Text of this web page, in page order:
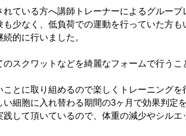
ている方へ講師トレーナーによるグループ
少なく、低負荷での運動を行っていた方も
的に行いました。
スクワットなどを綺麗なフォームで行うこ
とに取り組めるので楽しくトレーニングを
細胞に入れ替わる期間の3ヶ月で効果判定
して頂いているので、体重の減少やシル